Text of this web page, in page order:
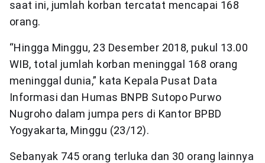
saat ini, jumlah korban tercatat mencapai 168
orang.
“Hingga Minggu, 23 Desember 2018, pukul 13.00
WIB, total jumlah korban meninggal 168 orang
meninggal dunia,” kata Kepala Pusat Data
Informasi dan Humas BNPB Sutopo Purwo
Nugroho dalam jumpa pers di Kantor BPBD
Yogyakarta, Minggu (23/12).
Sebanyak 745 orang terluka dan 30 orang lainnya